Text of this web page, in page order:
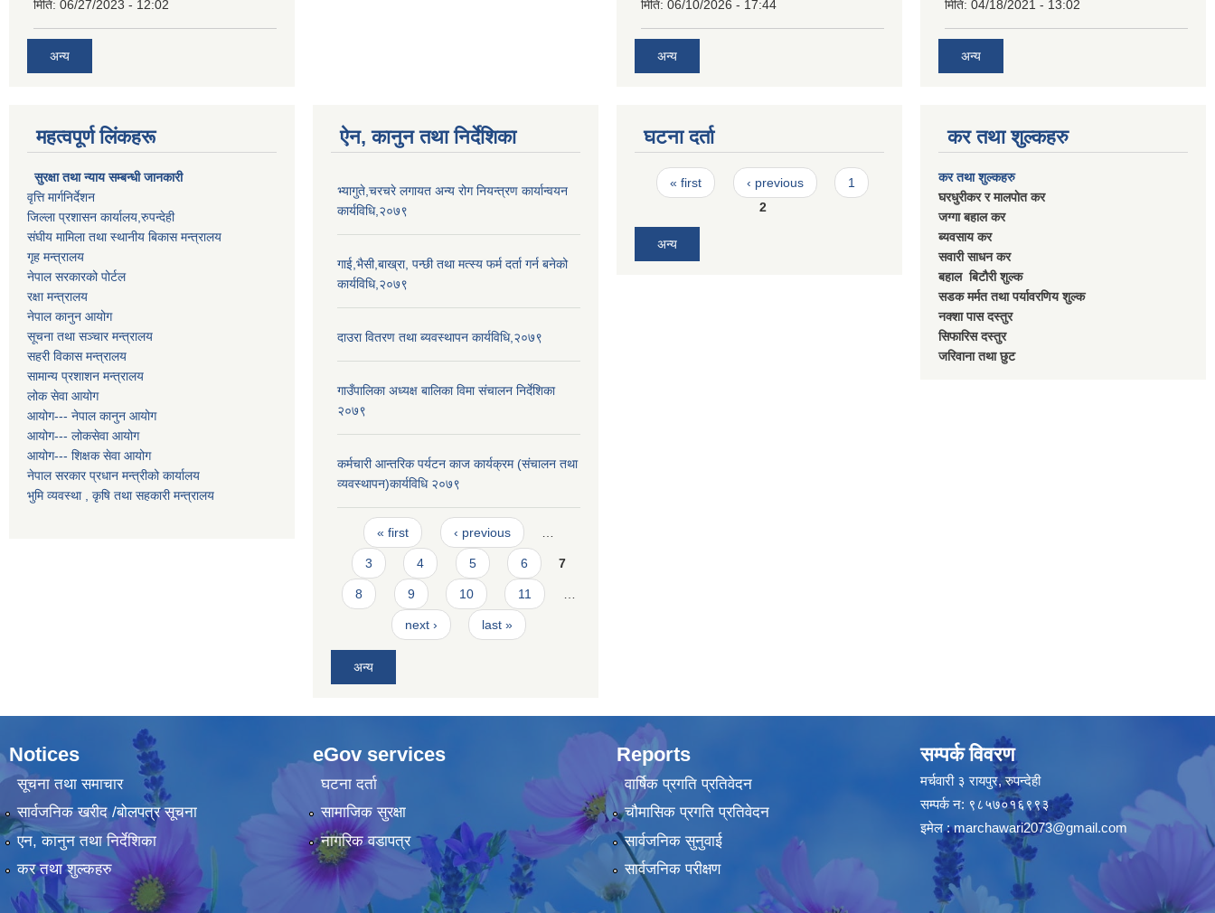
मिति: 06/27/2023 - 12:02
अन्य
मिति: 06/10/2026 - 17:44
अन्य
मिति: 04/18/2021 - 13:02
अन्य
महत्वपूर्ण लिंकहरू
सुरक्षा तथा न्याय सम्बन्धी जानकारी
वृत्ति मार्गनिर्देशन
जिल्ला प्रशासन कार्यालय,रुपन्देही
संघीय मामिला तथा स्थानीय बिकास मन्त्रालय
गृह मन्त्रालय
नेपाल सरकारको पोर्टल
रक्षा मन्त्रालय
नेपाल कानुन आयोग
सूचना तथा सञ्चार मन्त्रालय
सहरी विकास मन्त्रालय
सामान्य प्रशाशन मन्त्रालय
लोक सेवा आयोग
आयोग--- नेपाल कानुन आयोग
आयोग--- लोकसेवा आयोग
आयोग--- शिक्षक सेवा आयोग
नेपाल सरकार प्रधान मन्त्रीको कार्यालय
भुमि व्यवस्था , कृषि तथा सहकारी मन्त्रालय
ऐन, कानुन तथा निर्देशिका
भ्यागुते,चरचरे लगायत अन्य रोग नियन्त्रण कार्यान्वयन
कार्यविधि,२०७९
गाई,भैसी,बाख्रा, पन्छी तथा मत्स्य फर्म दर्ता गर्न बनेको
कार्यविधि,२०७९
दाउरा वितरण तथा ब्यवस्थापन कार्यविधि,२०७९
गाउँपालिका अध्यक्ष बालिका विमा संचालन निर्देशिका
२०७९
कर्मचारी आन्तरिक पर्यटन काज कार्यक्रम (संचालन तथा
व्यवस्थापन)कार्यविधि २०७९
Pages
« first ‹ previous
3 4 5 6 7
8 9 10 11
next › last »
अन्य
घटना दर्ता
Pages
« first ‹ previous
1
2
अन्य
कर तथा शुल्कहरु
कर तथा शुल्कहरु
घरधुरीकर र मालपाेत कर
जग्गा बहाल कर
ब्यवसाय कर
सवारी साधन कर
बहाल बिटाैरी शुल्क
सडक मर्मत तथा पर्यावरणिय शुल्क
नक्शा पास दस्तुर
सिफारिस दस्तुर
जरिवाना तथा छुट
Notices
सूचना तथा समाचार
सार्वजनिक खरीद /बोलपत्र सूचना
एन, कानुन तथा निर्देशिका
कर तथा शुल्कहरु
eGov services
घटना दर्ता
सामाजिक सुरक्षा
नागरिक वडापत्र
Reports
वार्षिक प्रगति प्रतिवेदन
चौमासिक प्रगति प्रतिवेदन
सार्वजनिक सुनुवाई
सार्वजनिक परीक्षण
सम्पर्क विवरण
मर्चवारी ३ रायपुर, रुपन्देही
सम्पर्क न: ९८५७०१६९९३
इमेल :marchawari2073@gmail.com